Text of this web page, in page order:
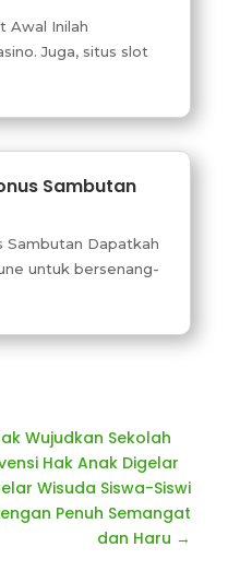
Awal Inilah
Juga, situs slot
Sambutan
Sambutan Dapatkah
untuk bersenang-
Wujudkan Sekolah
Hak Anak Digelar
Wisuda Siswa-Siswi
Penuh Semangat
dan Haru →